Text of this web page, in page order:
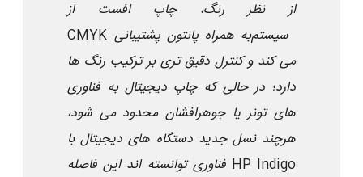
از نظر رنگ، چاپ افست از
CMYK به همراه پانتون پشتیبانی
می کند و کنترل دقیق تری بر ترکیب رنگ ها
دارد؛ در حالی که چاپ دیجیتال به فناوری
های تونر یا جوهرافشان محدود می شود،
هرچند نسل جدید دستگاه های دیجیتال با
فناوری HP Indigo
توانسته اند این فاصله